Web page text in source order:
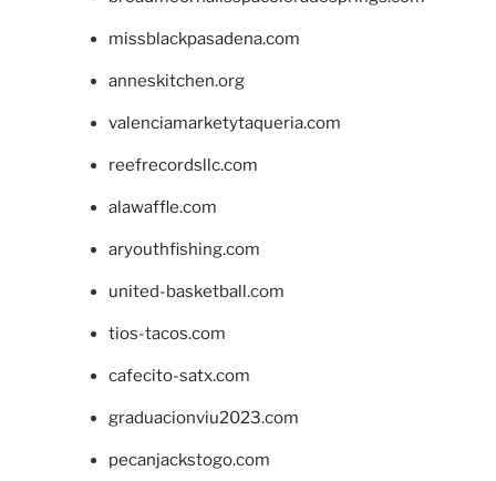
missblackpasadena.com
anneskitchen.org
valenciamarketytaqueria.com
reefrecordsllc.com
alawaffle.com
aryouthfishing.com
united-basketball.com
tios-tacos.com
cafecito-satx.com
graduacionviu2023.com
pecanjackstogo.com